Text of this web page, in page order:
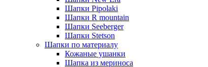
Шапки Pipolaki
Шапки R mountain
Шапки Seeberger
Шапки Stetson
Шапки по материалу
Кожаные ушанки
Шапка из мериноса